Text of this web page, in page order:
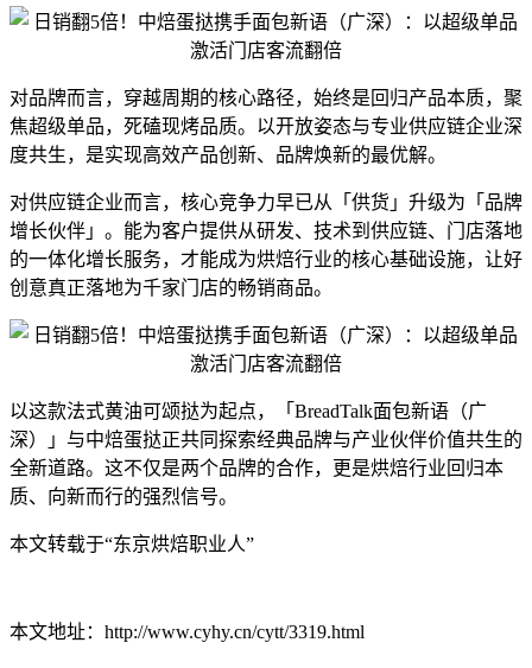
对品牌而言，穿越周期的核心路径，始终是回归产品本质，聚
焦超级单品，死磕现烤品质。以开放姿态与专业供应链企业深
度共生，是实现高效产品创新、品牌焕新的最优解。
对供应链企业而言，核心竞争力早已从「供货」升级为「品牌
增长伙伴」。能为客户提供从研发、技术到供应链、门店落地
的一体化增长服务，才能成为烘焙行业的核心基础设施，让好
创意真正落地为千家门店的畅销商品。
以这款法式黄油可颂挞为起点，「BreadTalk面包新语（广
深）」与中焙蛋挞正共同探索经典品牌与产业伙伴价值共生的
全新道路。这不仅是两个品牌的合作，更是烘焙行业回归本
质、向新而行的强烈信号。
本文转载于“东京烘焙职业人”
本文地址：http://www.cyhy.cn/cytt/3319.html